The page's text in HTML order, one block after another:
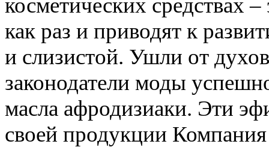
косметических средствах
как раз и приводят к
и слизистой. Ушли от
законодатели моды
масла афродизиаки. Эти
своей продукции